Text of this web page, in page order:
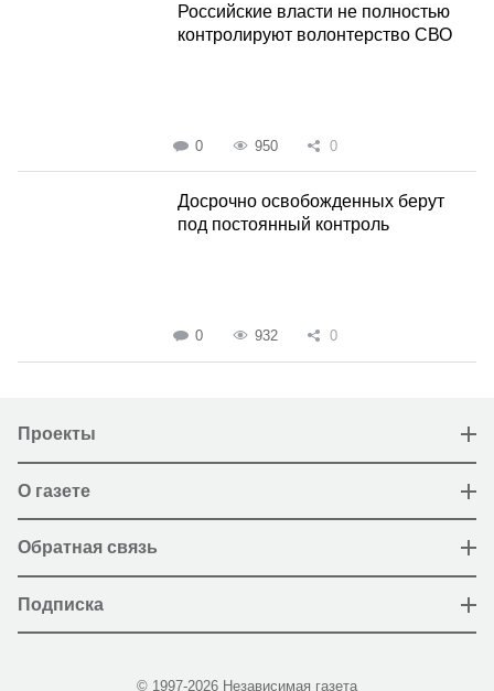
Российские власти не полностью
контролируют волонтерство СВО
0 950 0
Досрочно освобожденных берут
под постоянный контроль
0 932 0
Проекты
О газете
Обратная связь
Подписка
© 1997-2026 Независимая газета